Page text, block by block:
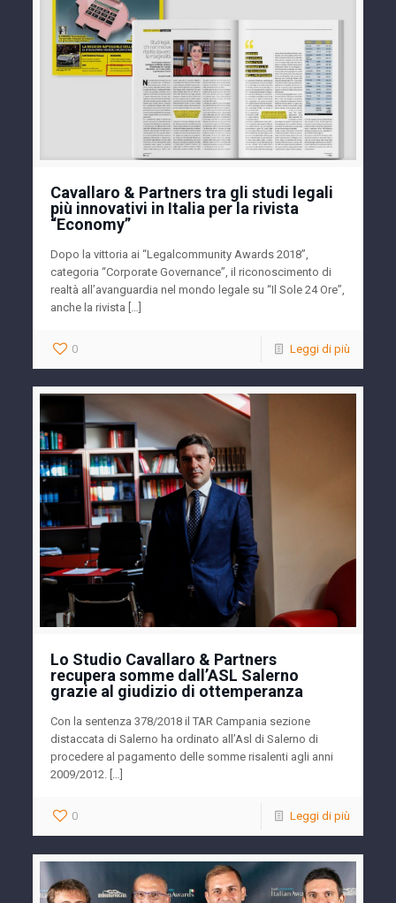
Cavallaro & Partners tra gli studi legali
più innovativi in Italia per la rivista
“Economy”
Dopo la vittoria ai “Legalcommunity Awards 2018”,
categoria “Corporate Governance”, il riconoscimento di
realtà all’avanguardia nel mondo legale su “Il Sole 24 Ore”,
anche la rivista […]
0 Leggi di più
Lo Studio Cavallaro & Partners
recupera somme dall’ASL Salerno
grazie al giudizio di ottemperanza
Con la sentenza 378/2018 il TAR Campania sezione
distaccata di Salerno ha ordinato all’Asl di Salerno di
procedere al pagamento delle somme risalenti agli anni
2009/2012. […]
0 Leggi di più